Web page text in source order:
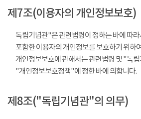
제7조(이용자의 개인정보보호)
독립기념관"은 관련법령이 정하는 바에 따
포함한 이용자의 개인정보를 보호하기 위하
개인정보보호에 관해서는 관련법령 및 "독
"개인정보보호정책"에 정한 바에 의합니다.
제8조("독립기념관"의 의무)